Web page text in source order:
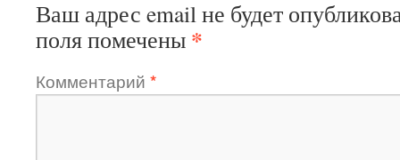
Ваш адрес email не будет
поля помечены *
Комментарий *